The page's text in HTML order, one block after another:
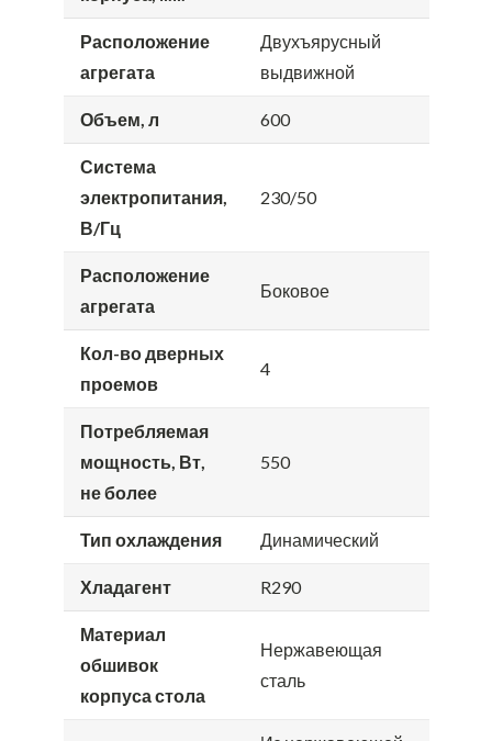
Расположение
агрегата
Двухъярусный
выдвижной
Объем, л 600
Система
электропитания,
В/Гц
230/50
Расположение
агрегата
Боковое
Кол-во дверных
проемов
4
Потребляемая
мощность, Вт,
не более
550
Тип охлаждения Динамический
Хладагент R290
Материал
обшивок
корпуса стола
Нержавеющая
сталь